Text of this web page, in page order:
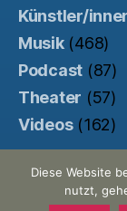
Künstler/
Musik(468)
Podcast (87)
Theater (57)
Videos(162)
© 2026Der
Diese Website
nutzt,